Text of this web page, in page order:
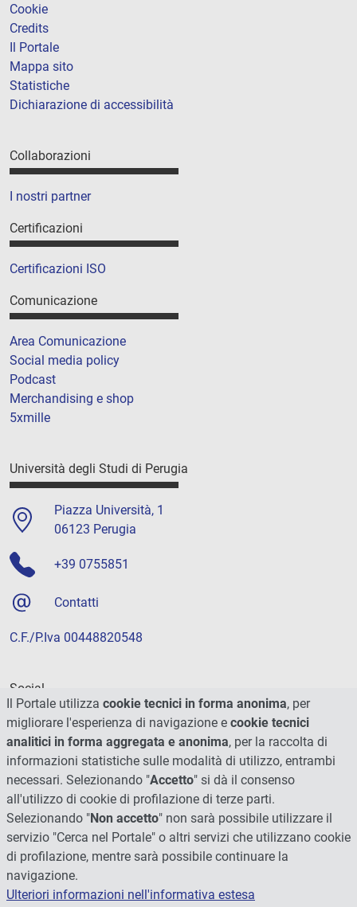
Cookie
Credits
Il Portale
Mappa sito
Statistiche
Dichiarazione di accessibilità
Collaborazioni
I nostri partner
Certificazioni
Certificazioni ISO
Comunicazione
Area Comunicazione
Social media policy
Podcast
Merchandising e shop
5xmille
Università degli Studi di Perugia
Piazza Università, 1
06123 Perugia
+39 0755851
Contatti
C.F./P.Iva 00448820548
Social
Il Portale utilizza cookie tecnici in forma anonima, per
migliorare l'esperienza di navigazione e cookie tecnici
analitici in forma aggregata e anonima, per la raccolta di
informazioni statistiche sulle modalità di utilizzo, entrambi
necessari. Selezionando "Accetto" si dà il consenso
all'utilizzo di cookie di profilazione di terze parti.
Selezionando "Non accetto" non sarà possibile utilizzare il
servizio "Cerca nel Portale" o altri servizi che utilizzano cookie
di profilazione, mentre sarà possibile continuare la
navigazione.
Ulteriori informazioni nell'informativa estesa